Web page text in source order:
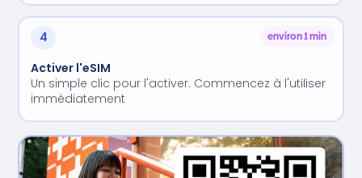
4 environ 1 min
Activer l'eSIM
Un simple clic pour l'activer. Commencez à l'utiliser
immédiatement